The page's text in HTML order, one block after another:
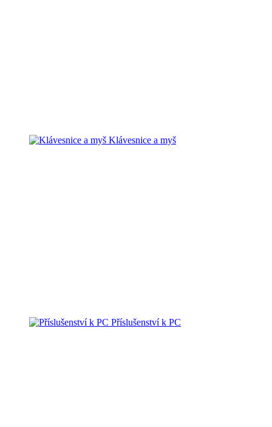
Klávesnice a myš
Příslušenství k PC